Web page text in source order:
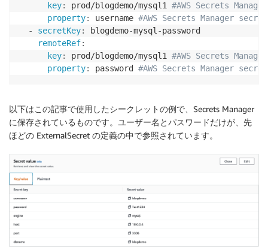
key: prod/blogdemo/mysql1 #AWS Secrets
property: username #AWS Secrets Manager
-
secretKey: blogdemo-mysql-password
remoteRef:
key: prod/blogdemo/mysql1 #AWS Secrets
property: password #AWS Secrets Manager
以下はこの記事で使用したシークレットの例で、Secrets Manager
に保存されているものです。ユーザー名とパスワードだけが、先
ほどの ExternalSecret の定義の中で参照されています。